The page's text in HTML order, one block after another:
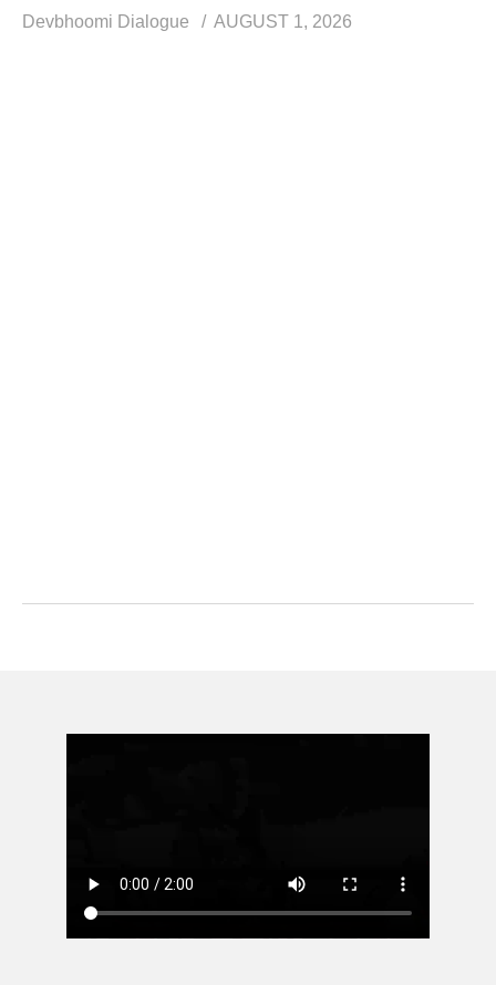
Devbhoomi Dialogue
AUGUST 1, 2026